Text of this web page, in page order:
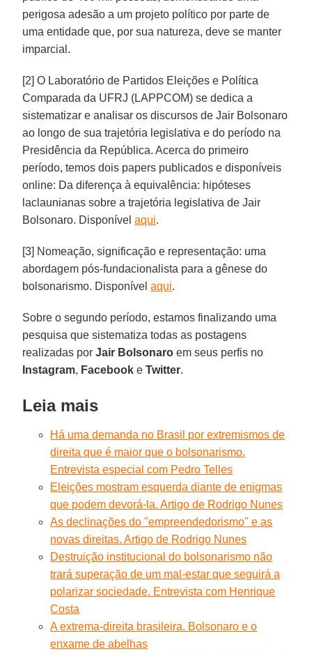
perigosa adesão a um projeto político por parte de
uma entidade que, por sua natureza, deve se manter
imparcial.
[2] O Laboratório de Partidos Eleições e Política
Comparada da UFRJ (LAPPCOM) se dedica a
sistematizar e analisar os discursos de Jair Bolsonaro
ao longo de sua trajetória legislativa e do período na
Presidência da República. Acerca do primeiro
período, temos dois papers publicados e disponíveis
online: Da diferença à equivalência: hipóteses
laclaunianas sobre a trajetória legislativa de Jair
Bolsonaro. Disponívelaqui.
[3] Nomeação, significação e representação: uma
abordagem pós-fundacionalista para a gênese do
bolsonarismo. Disponívelaqui.
Sobre o segundo período, estamos finalizando uma
pesquisa que sistematiza todas as postagens
realizadas porJair Bolsonaro em seus perfis no
Instagram, Facebook eTwitter.
Leia mais
Há uma demanda no Brasil por extremismos de
direita que é maior que o bolsonarismo.
Entrevista especial com Pedro Telles
Eleições mostram esquerda diante de enigmas
que podem devorá-la. Artigo de Rodrigo Nunes
As declinações do "empreendedorismo" e as
novas direitas. Artigo de Rodrigo Nunes
Destruição institucional do bolsonarismo não
trará superação de um mal-estar que seguirá a
polarizar sociedade. Entrevista com Henrique
Costa
A extrema-direita brasileira. Bolsonaro e o
enxame de abelhas